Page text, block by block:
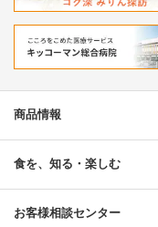
商品情報
食を、知る・楽しむ
お客様相談センター